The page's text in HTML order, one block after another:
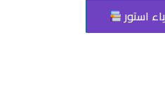
استور